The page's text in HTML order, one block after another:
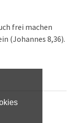
frei machen
(Johannes 8,36).